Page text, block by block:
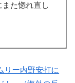
地サポが気づく..
・・・」
た惚れ直し
リー内野安打に